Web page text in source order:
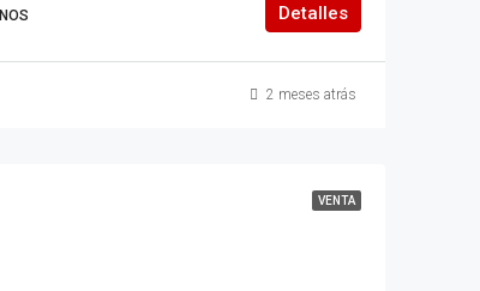
Detalles
2 meses atrás
VENTA